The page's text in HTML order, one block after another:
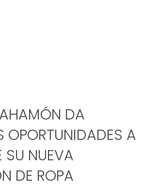
DA
OPORTUNIDADES A
SU NUEVA
DE ROPA